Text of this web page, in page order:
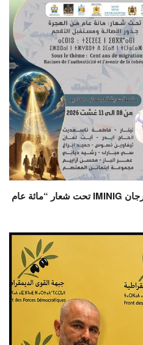
أكادير تجمع مغاربة العالم في مهرجان IMINIG تحت شعار “مائة عام